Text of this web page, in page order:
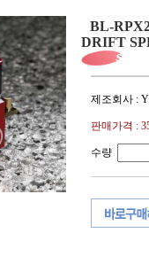
BL-
DRIFT
제조회사 :
판매가격 :
수량